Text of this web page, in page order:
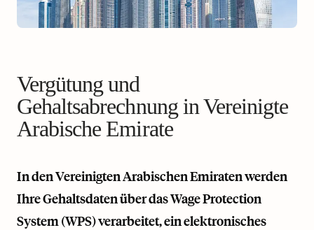
Vergütung und
Gehaltsabrechnung in Vereinigte
Arabische Emirate
In den Vereinigten Arabischen Emiraten werden
Ihre Gehaltsdaten über das Wage Protection
System (WPS) verarbeitet, ein elektronisches